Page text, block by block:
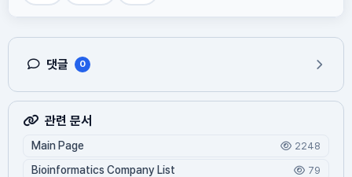
댓글 0
관련 문서
Main Page 2248
Bioinformatics Company List 79